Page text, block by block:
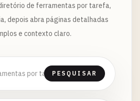
de ferramentas por tarefa,
depois abra páginas detalhadas
e contexto claro.
PESQUISAR